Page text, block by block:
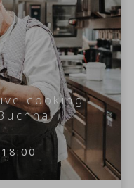
cooking
18:00